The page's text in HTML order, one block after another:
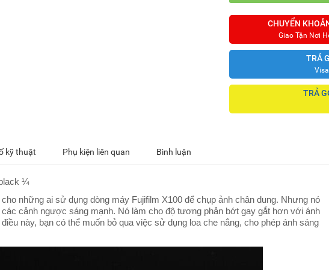
CHUYỂN
Giao Tận Nơi
TRẢ
TRẢ
kỹ thuật Phụ kiện liên quan Bình luận
¼
những ai sử dụng dòng máy Fujifilm X100 để chụp ảnh chân dung. Nhưng nó
cảnh ngược sáng mạnh. Nó làm cho độ tương phản bớt gay gắt hơn với ánh
này, bạn có thể muốn bỏ qua việc sử dụng loa che nắng, cho phép ánh sáng